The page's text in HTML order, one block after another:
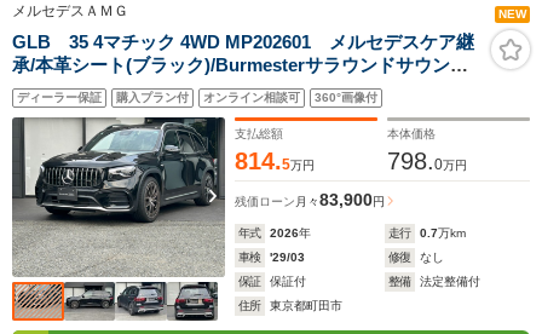
メルセデスＡＭＧ NEW
GLB 35 4マチック 4WD MP202601 メルセデスケア継
承/本革シート(ブラック)/Burmesterサラウンドサウンド
システム/MBUXインテリア・アシスタント/ブランドロゴ
プロジェクターライト/パノラミックスライディングルー
ディーラー保証 購入プラン付 オンライン相談可 360°画像付
支払総額
814.5万円
本体価格
798.0万円
残価ローン 月々83,900円
年式 2026年 走行 0.7万km
車検
'29/03 修復
なし
保証
保証付 整備
法定整備付
住所
東京都町田市